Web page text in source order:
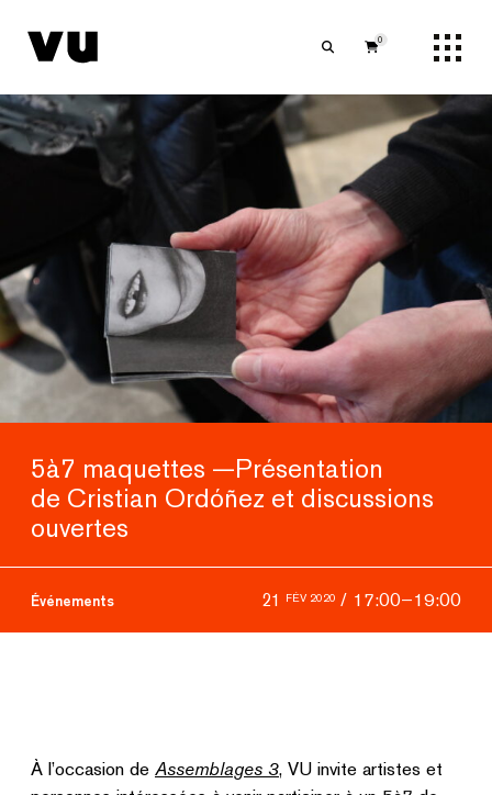
0
5à7 maquettes —Présentation
de Cristian Ordóñez et discussions
ouvertes
Événements 21 FÉV 2020 / 17:00–19:00
À l’occasion de Assemblages 3, VU invite artistes et